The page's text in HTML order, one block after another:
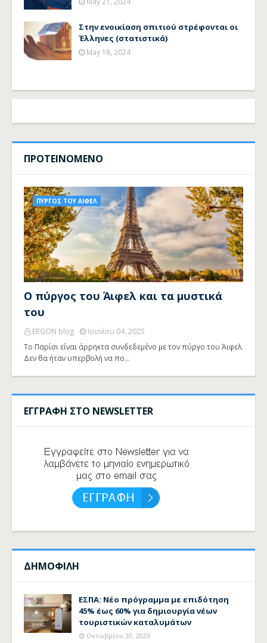
Στην ενοικίαση σπιτιού στρέφονται οι
Έλληνες (στατιστικά)
May 18, 2024
ΠΡΟΤΕΙΝΟΜΕΝΟ
ΠΥΡΓΟΣ ΤΟΥ ΑΙΦΕΛ
Ο πύργος του Άιφελ και τα μυστικά
του
ERGON blog
Ιουνίου 04, 2025
Το Παρίσι είναι άρρηκτα συνδεδεμένο με τον πύργο του Άιφελ.
Δεν θα ήταν υπερβολή να πο…
ΕΓΓΡΑΦΗ ΣΤΟ NEWSLETTER
ΔΗΜΟΦΙΛΗ
ΕΣΠΑ: Νέο πρόγραμμα με επιδότηση
45% έως 60% για δημιουργία νέων
τουριστικών καταλυμάτων
Οκτωβρίου 30, 2023